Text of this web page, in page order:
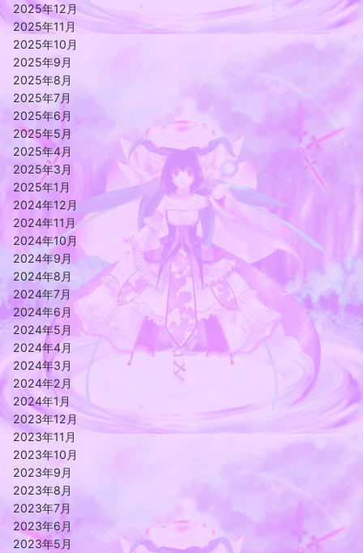
2025年12月
2025年11月
2025年10月
2025年9月
2025年8月
2025年7月
2025年6月
2025年5月
2025年4月
2025年3月
2025年1月
2024年12月
2024年11月
2024年10月
2024年9月
2024年8月
2024年7月
2024年6月
2024年5月
2024年4月
2024年3月
2024年2月
2024年1月
2023年12月
2023年11月
2023年10月
2023年9月
2023年8月
2023年7月
2023年6月
2023年5月